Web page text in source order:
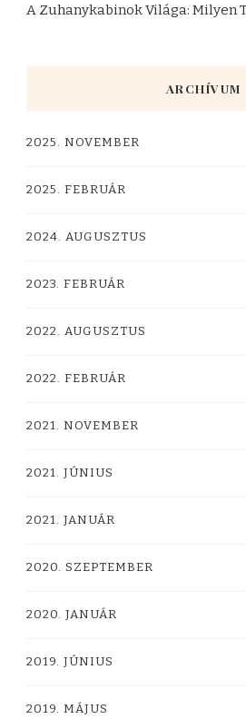
A Zuhanykabinok Világa: Milyen
ARCHÍVUM
2025. NOVEMBER
2025. FEBRUÁR
2024. AUGUSZTUS
2023. FEBRUÁR
2022. AUGUSZTUS
2022. FEBRUÁR
2021. NOVEMBER
2021. JÚNIUS
2021. JANUÁR
2020. SZEPTEMBER
2020. JANUÁR
2019. JÚNIUS
2019. MÁJUS